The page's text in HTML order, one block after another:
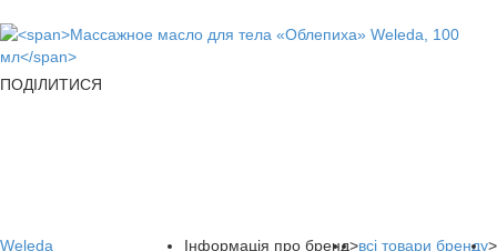
ПОДІЛИТИСЯ
Інформація про бренд>всі товари бренду>
Weleda